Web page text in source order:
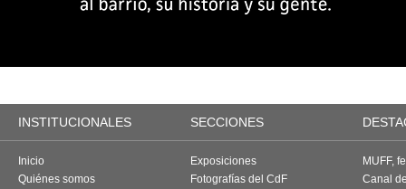
INSTITUCIONALES SECCIONES
Inicio
Quiénes somos
Exposiciones
Fotografías del CdF
MUFF,
Canal